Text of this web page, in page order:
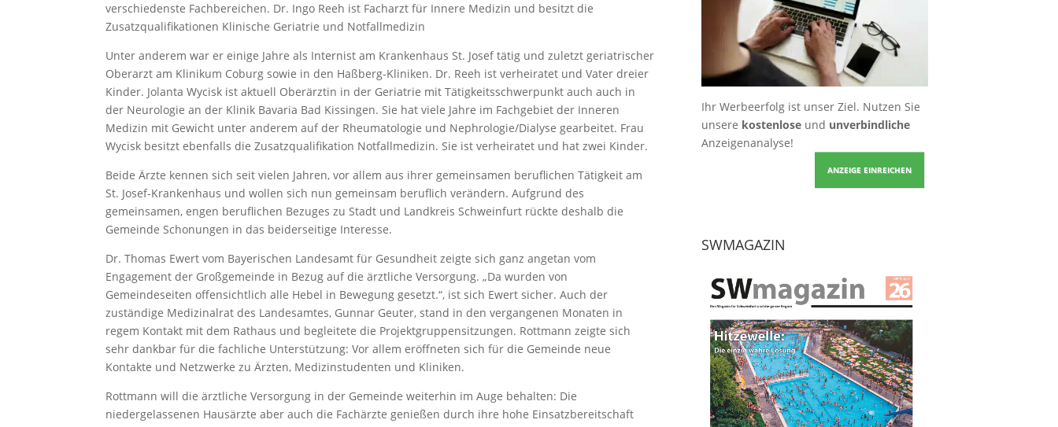
verschiedenste Fachbereichen. Dr. Ingo Reeh ist Facharzt für Innere Medizin und besitzt die
Zusatzqualifikationen Klinische Geriatrie und Notfallmedizin
Unter anderem war er einige Jahre als Internist am Krankenhaus St. Josef tätig und zuletzt geriatrischer
Oberarzt am Klinikum Coburg sowie in den Haßberg-Kliniken. Dr. Reeh ist verheiratet und Vater dreier
Kinder. Jolanta Wycisk ist aktuell Oberärztin in der Geriatrie mit Tätigkeitsschwerpunkt auch auch in
der Neurologie an der Klinik Bavaria Bad Kissingen. Sie hat viele Jahre im Fachgebiet der Inneren
Medizin mit Gewicht unter anderem auf der Rheumatologie und Nephrologie/Dialyse gearbeitet. Frau
Wycisk besitzt ebenfalls die Zusatzqualifikation Notfallmedizin. Sie ist verheiratet und hat zwei Kinder.
Beide Ärzte kennen sich seit vielen Jahren, vor allem aus ihrer gemeinsamen beruflichen Tätigkeit am
St. Josef-Krankenhaus und wollen sich nun gemeinsam beruflich verändern. Aufgrund des
gemeinsamen, engen beruflichen Bezuges zu Stadt und Landkreis Schweinfurt rückte deshalb die
Gemeinde Schonungen in das beiderseitige Interesse.
Dr. Thomas Ewert vom Bayerischen Landesamt für Gesundheit zeigte sich ganz angetan vom
Engagement der Großgemeinde in Bezug auf die ärztliche Versorgung. „Da wurden von
Gemeindeseiten offensichtlich alle Hebel in Bewegung gesetzt.“, ist sich Ewert sicher. Auch der
zuständige Medizinalrat des Landesamtes, Gunnar Geuter, stand in den vergangenen Monaten in
regem Kontakt mit dem Rathaus und begleitete die Projektgruppensitzungen. Rottmann zeigte sich
sehr dankbar für die fachliche Unterstützung: Vor allem eröffneten sich für die Gemeinde neue
Kontakte und Netzwerke zu Ärzten, Medizinstudenten und Kliniken.
Rottmann will die ärztliche Versorgung in der Gemeinde weiterhin im Auge behalten: Die
niedergelassenen Hausärzte aber auch die Fachärzte genießen durch ihre hohe Einsatzbereitschaft
Ihr Werbeerfolg ist unser Ziel. Nutzen Sie
unsere kostenloseund unverbindliche
Anzeigenanalyse!
ANZEIGE EINREICHEN
SWMAGAZIN